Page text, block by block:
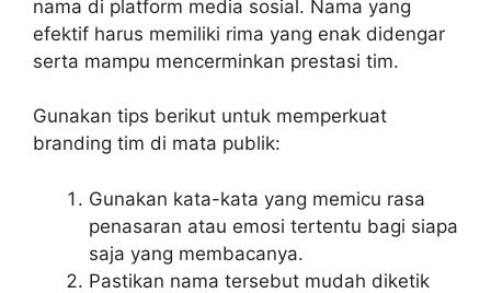
nama di platform media sosial. Nama yang
efektif harus memiliki rima yang enak didengar
serta mampu mencerminkan prestasi tim.
Gunakan tips berikut untuk memperkuat
branding tim di mata publik:
Gunakan kata-kata yang memicu rasa
penasaran atau emosi tertentu bagi siapa
saja yang membacanya.
Pastikan nama tersebut mudah diketik